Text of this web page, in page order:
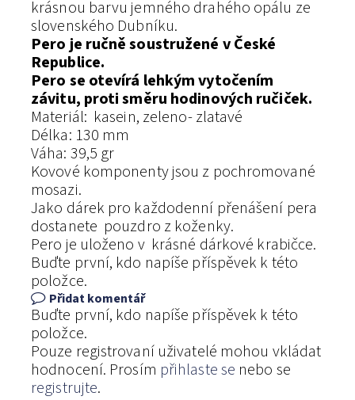
krásnou barvu jemného drahého opálu ze
slovenského Dubníku.
Pero je ručně soustružené v České
Republice.
Pero se otevírá lehkým vytočením
závitu, proti směru hodinových ručiček.
Materiál: kasein, zeleno- zlatavé
Délka: 130 mm
Váha: 39,5 gr
Kovové komponenty jsou z pochromované
mosazi.
Jako dárek pro každodenní přenášení pera
dostanete pouzdro z koženky.
Pero je uloženo v krásné dárkové krabičce.
Buďte první, kdo napíše příspěvek k této
položce.
Přidat komentář
Buďte první, kdo napíše příspěvek k této
položce.
Pouze registrovaní uživatelé mohou vkládat
hodnocení. Prosím přihlaste se nebo se
registrujte.